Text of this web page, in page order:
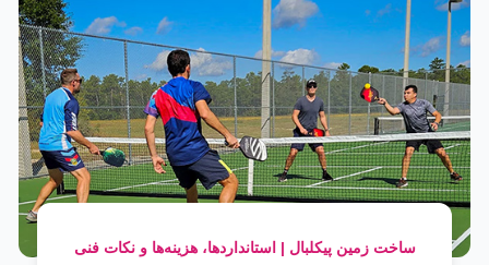
ساخت زمین پیکلبال | استانداردها، هزینه‌ها و نکات فنی